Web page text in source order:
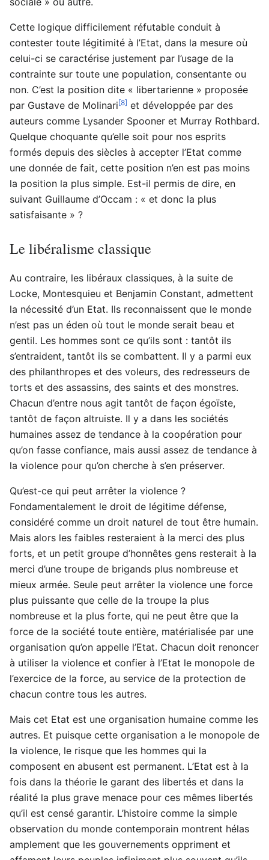
Cette logique difficilement réfutable conduit à
contester toute légitimité à l’Etat, dans la mesure où
celui-ci se caractérise justement par l’usage de la
contrainte sur toute une population, consentante ou
non. C’est la position dite « libertarienne » proposée
par Gustave de Molinari[8] et développée par des
auteurs comme Lysander Spooner et Murray Rothbard.
Quelque choquante qu’elle soit pour nos esprits
formés depuis des siècles à accepter l’Etat comme
une donnée de fait, cette position n’en est pas moins
la position la plus simple. Est-il permis de dire, en
suivant Guillaume d’Occam : « et donc la plus
satisfaisante » ?
Le libéralisme classique
Au contraire, les libéraux classiques, à la suite de
Locke, Montesquieu et Benjamin Constant, admettent
la nécessité d’un Etat. Ils reconnaissent que le monde
n’est pas un éden où tout le monde serait beau et
gentil. Les hommes sont ce qu’ils sont : tantôt ils
s’entraident, tantôt ils se combattent. Il y a parmi eux
des philanthropes et des voleurs, des redresseurs de
torts et des assassins, des saints et des monstres.
Chacun d’entre nous agit tantôt de façon égoïste,
tantôt de façon altruiste. Il y a dans les sociétés
humaines assez de tendance à la coopération pour
qu’on fasse confiance, mais aussi assez de tendance à
la violence pour qu’on cherche à s’en préserver.
Qu’est-ce qui peut arrêter la violence ?
Fondamentalement le droit de légitime défense,
considéré comme un droit naturel de tout être humain.
Mais alors les faibles resteraient à la merci des plus
forts, et un petit groupe d’honnêtes gens resterait à la
merci d’une troupe de brigands plus nombreuse et
mieux armée. Seule peut arrêter la violence une force
plus puissante que celle de la troupe la plus
nombreuse et la plus forte, qui ne peut être que la
force de la société toute entière, matérialisée par une
organisation qu’on appelle l’Etat. Chacun doit renoncer
à utiliser la violence et confier à l’Etat le monopole de
l’exercice de la force, au service de la protection de
chacun contre tous les autres.
Mais cet Etat est une organisation humaine comme les
autres. Et puisque cette organisation a le monopole de
la violence, le risque que les hommes qui la
composent en abusent est permanent. L’Etat est à la
fois dans la théorie le garant des libertés et dans la
réalité la plus grave menace pour ces mêmes libertés
qu’il est censé garantir. L’histoire comme la simple
observation du monde contemporain montrent hélas
amplement que les gouvernements oppriment et